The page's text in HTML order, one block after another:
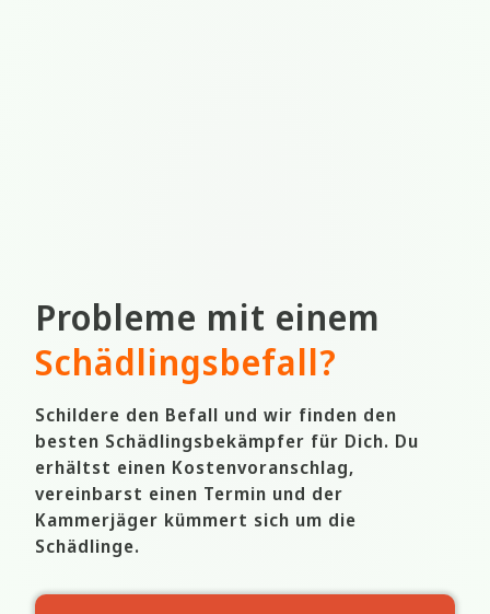
Probleme mit einem
Schädlingsbefall?
Schildere den Befall und wir finden den
besten Schädlingsbekämpfer für Dich. Du
erhältst einen Kostenvoranschlag,
vereinbarst einen Termin und der
Kammerjäger kümmert sich um die
Schädlinge.